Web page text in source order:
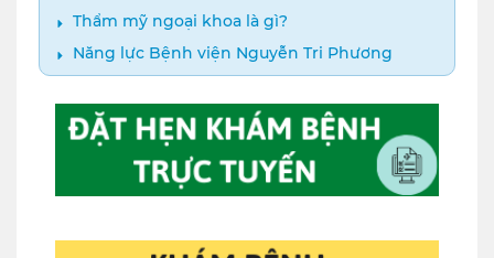
Thẩm mỹ ngoại khoa là gì?
Năng lực Bệnh viện Nguyễn Tri Phương